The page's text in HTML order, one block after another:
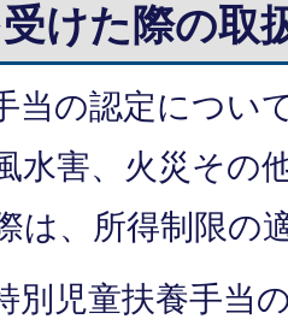
けた際の取
当の認定につい
水害、火災その
は、所得制限の
別児童扶養手当